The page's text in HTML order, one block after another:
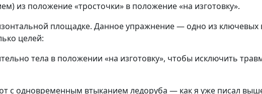
из положение «тросточки» в положение «на изготовку».
площадке. Данное упражнение — одно из ключевых
целей:
тела в положении «на изготовку», чтобы исключить
с одновременным втыканием ледоруба — как я уже писал